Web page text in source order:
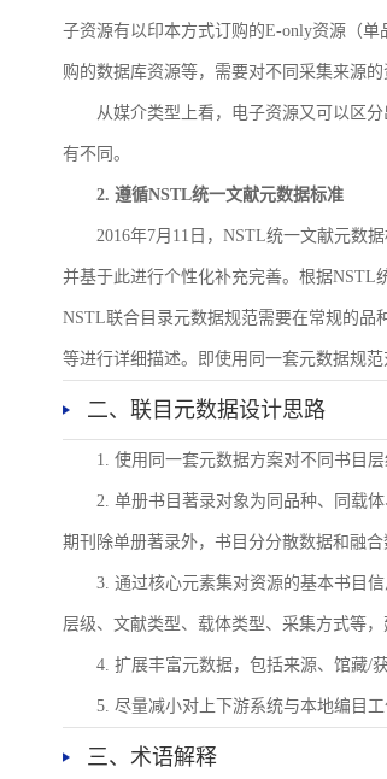
子资源有以印本方式订购的E-only资源（
购的数据库资源等，需要对不同采集来源
从媒介类型上看，电子资源又可以区
有不同。
2. 遵循NSTL统一文献元数据标准
2016年7月11日，NSTL统一文献元数
并基于此进行个性化补充完善。根据NSTL
NSTL联合目录元数据规范需要在常规的品
等进行详细描述。即使用同一套元数据规
二、联目元数据设计思路
1. 使用同一套元数据方案对不同书目
2. 单册书目著录对象为同品种、同载
期刊除单册著录外，书目分分散数据和融合
3. 通过核心元素集对资源的基本书目
层级、文献类型、载体类型、采集方式等
4. 扩展丰富元数据，包括来源、馆藏/
5. 尽量减小对上下游系统与本地编目
三、术语解释